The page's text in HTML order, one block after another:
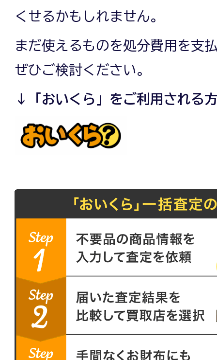
くせるかもしれません。
まだ使えるものを処分費用を支
ぜひご検討ください。
↓「おいくら」をご利用される